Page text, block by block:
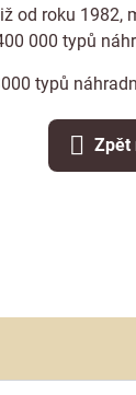
od roku
000 typů
typů
Zpět